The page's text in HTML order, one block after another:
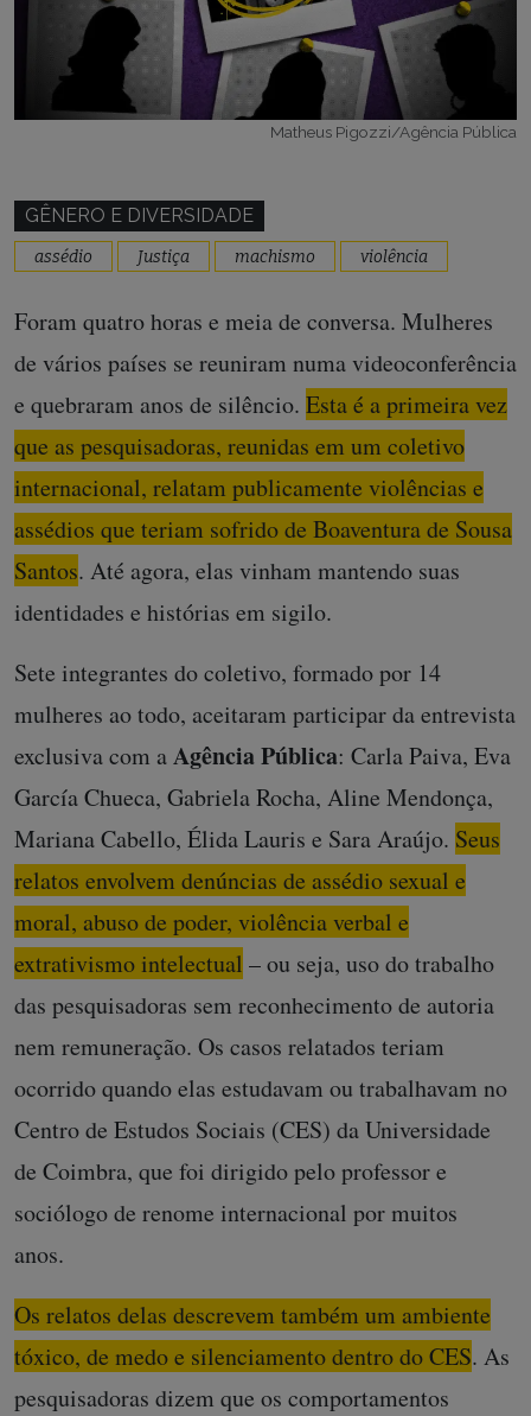
Matheus Pigozzi/Agência Pública
GÊNERO E DIVERSIDADE
assédio Justiça machismo violência
Foram quatro horas e meia de conversa. Mulheres
de vários países se reuniram numa videoconferência
e quebraram anos de silêncio. Esta é a primeira vez
que as pesquisadoras, reunidas em um coletivo
internacional, relatam publicamente violências e
assédios que teriam sofrido de Boaventura de Sousa
Santos. Até agora, elas vinham mantendo suas
identidades e histórias em sigilo.
Sete integrantes do coletivo, formado por 14
mulheres ao todo, aceitaram participar da entrevista
exclusiva com aAgência Pública: Carla Paiva, Eva
García Chueca, Gabriela Rocha, Aline Mendonça,
Mariana Cabello, Élida Lauris e Sara Araújo. Seus
relatos envolvem denúncias de assédio sexual e
moral, abuso de poder, violência verbal e
extrativismo intelectual – ou seja, uso do trabalho
das pesquisadoras sem reconhecimento de autoria
nem remuneração. Os casos relatados teriam
ocorrido quando elas estudavam ou trabalhavam no
Centro de Estudos Sociais (CES) da Universidade
de Coimbra, que foi dirigido pelo professor e
sociólogo de renome internacional por muitos
anos.
Os relatos delas descrevem também um ambiente
tóxico, de medo e silenciamento dentro do CES. As
pesquisadoras dizem que os comportamentos